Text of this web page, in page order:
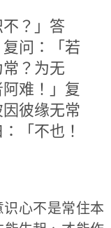
？」答
问：「若
？为无
难！」复
彼缘无常
「不也！
心不是常住本